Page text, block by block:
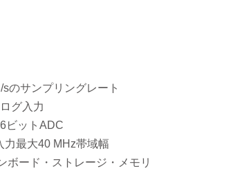
のサンプリングレート
グ入力
ビットADC
力最大40 MHz帯域幅
ボード・ストレージ・メモリ